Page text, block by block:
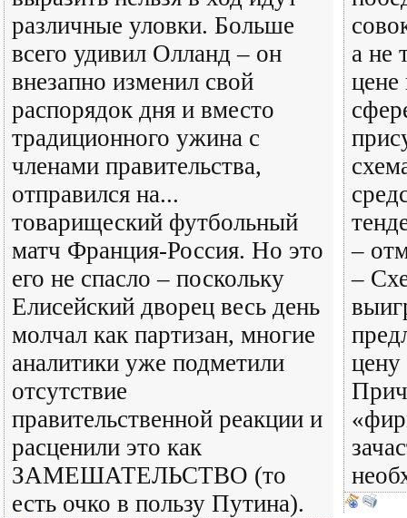
различные уловки. Больше
всего удивил Олланд – он
внезапно изменил свой
распорядок дня и вместо
традиционного ужина с
членами правительства,
отправился на...
товарищеский футбольный
матч Франция-Россия. Но это
его не спасло – поскольку
Елисейский дворец весь день
молчал как партизан, многие
аналитики уже подметили
отсутствие
правительственной реакции и
расценили это как
ЗАМЕШАТЕЛЬСТВО (то
есть очко в пользу Путина).
а не
цене
–
–
цену